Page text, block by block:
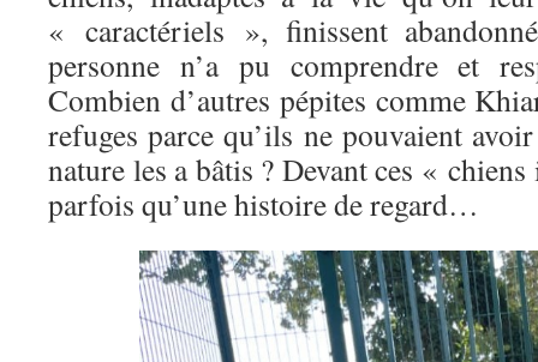
« caractériels », finissent
personne n’a pu comprendre et
Combien d’autres pépites comme
refuges parce qu’ils ne pouvaient
nature les a bâtis ? Devant ces «
parfois qu’une histoire de regard…